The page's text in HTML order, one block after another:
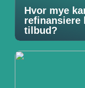
Hvor mye
refinansiere
tilbud?